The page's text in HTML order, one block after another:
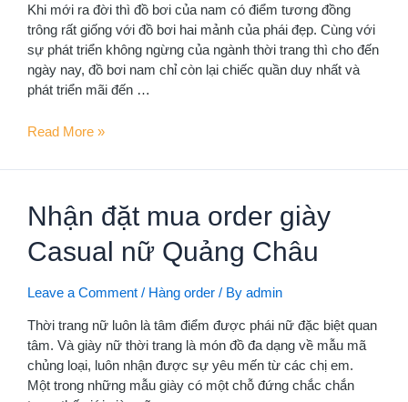
Khi mới ra đời thì đồ bơi của nam có điểm tương đồng
trông rất giống với đồ bơi hai mảnh của phái đẹp. Cùng với
sự phát triển không ngừng của ngành thời trang thì cho đến
ngày nay, đồ bơi nam chỉ còn lại chiếc quần duy nhất và
phát triển mãi đến …
Khám
vẻ
của
phái
mạnh
với
giới
đồ
bơi
Read More »
Nhận đặt mua order giày
Casual nữ Quảng Châu
Leave a Comment / Hàng order / By admin
Thời trang nữ luôn là tâm điểm được phái nữ đặc biệt quan
tâm. Và giày nữ thời trang là món đồ đa dạng về mẫu mã
chủng loại, luôn nhận được sự yêu mến từ các chị em.
Một trong những mẫu giày có một chỗ đứng chắc chắn